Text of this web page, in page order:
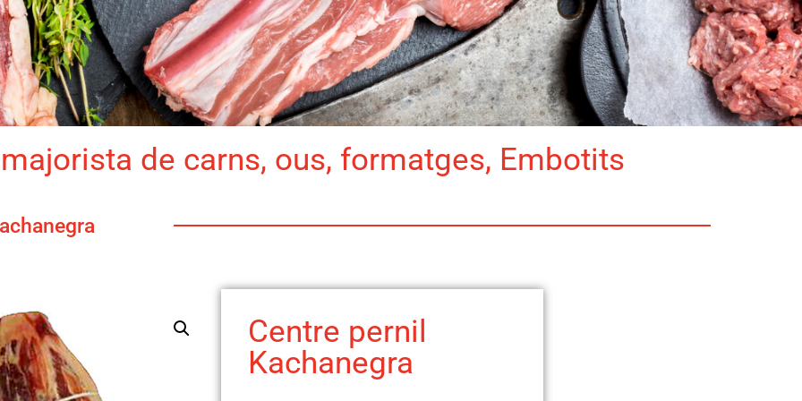
majorista de carns, ous, formatges, Embotits
Centre pernil
Kachanegra